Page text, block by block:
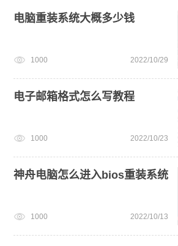
旗舰版win7系统安装教程 win10升级win11
电脑重装系统大概多少钱
1000 2022/10/29
电子邮箱格式怎么写教程
1000 2022/10/23
神舟电脑怎么进入bios重装系统
1000 2022/10/13